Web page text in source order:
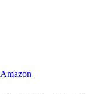
Amazon